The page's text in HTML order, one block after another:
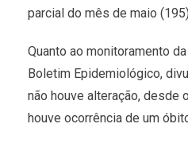
parcial do mês de maio
Quanto ao monitoramento
Boletim Epidemiológico,
não houve alteração, desde
houve ocorrência de um